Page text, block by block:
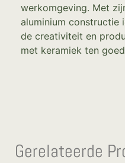
werkomgeving. Met
aluminium constructie
de creativiteit en
met keramiek ten
Gerelateerde